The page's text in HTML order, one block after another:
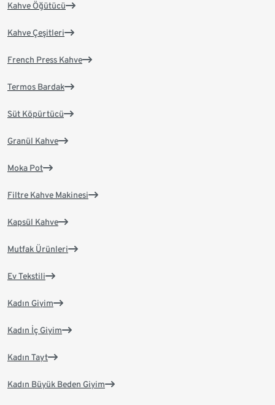
Kahve Öğütücü
Kahve Çeşitleri
French Press Kahve
Termos Bardak
Süt Köpürtücü
Granül Kahve
Moka Pot
Filtre Kahve Makinesi
Kapsül Kahve
Mutfak Ürünleri
Ev Tekstili
Kadın Giyim
Kadın İç Giyim
Kadın Tayt
Kadın Büyük Beden Giyim